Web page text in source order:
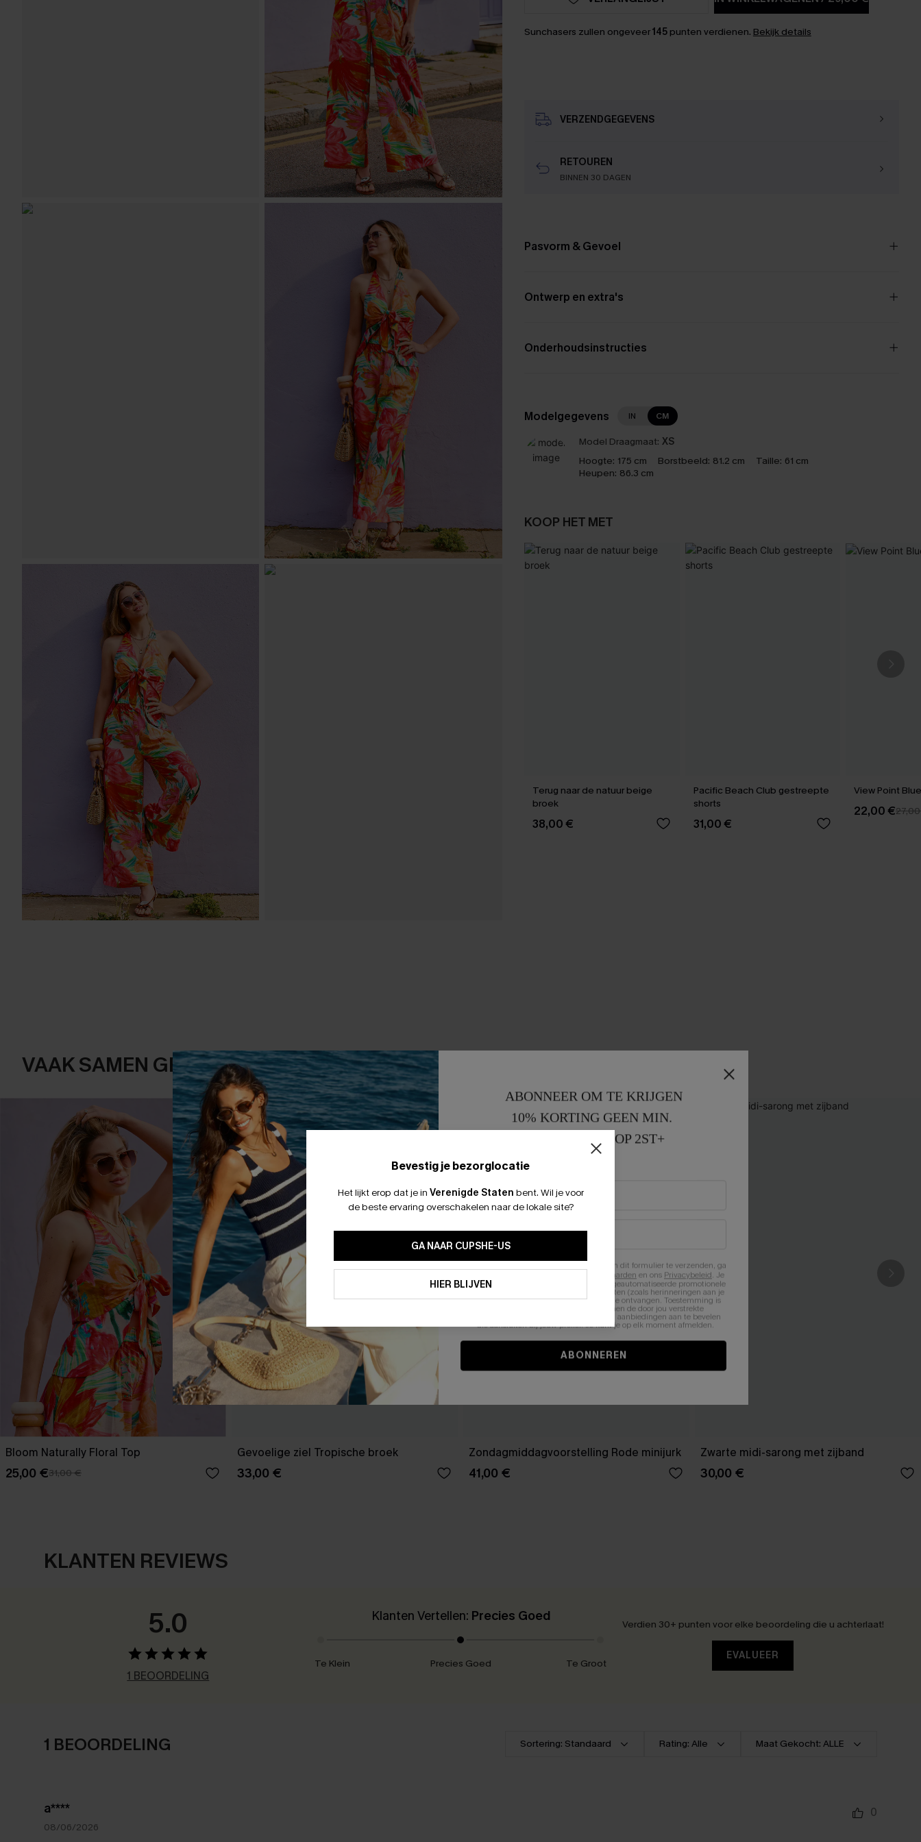
Sunchasers zullen ongeveer145punten verdienen. Bekijk details
VERZENDGEGEVENS
RETOUREN
BINNEN 30 DAGEN
Pasvorm & Gevoel
Ontwerp en extra's
Onderhoudsinstructies
Modelgegevens IN CM
Model Draagmaat: XS
Hoogte: 175 cm Borstbeeld: 81.2 cm Taille: 61 cm
Heupen: 86.3 cm
KOOP HET MET
Terug naar de natuur beige
broek
38,00 €
Pacific Beach Club gestreepte
shorts
31,00 €
View Point
22,00 €
VAAK SAMEN GEKOCHT
Bloom Naturally Floral Top
25,00 €31,00 €
Gevoelige ziel Tropische broek
33,00 €
Zondagmiddagvoorstelling Rode minijurk
41,00 €
Zwarte midi-sarong met zijband
30,00 €
KLANTEN REVIEWS
5.0
1 BEOORDELING
Klanten Vertellen: Precies Goed
Te Klein Precies Goed Te Groot
Verdien 30+ punten voor elke beoordeling die u achterlaat!
EVALUEER
1 BEOORDELING Sortering: Standaard Rating: Alle Maat Gekocht: ALLE
a****
08/06/2026
0
Bevestig je bezorglocatie
Het lijkt erop dat je in Verenigde Staten bent. Wil je voor
de beste ervaring overschakelen naar de lokale site?
GA NAAR CUPSHE-US
HIER BLIJVEN
ABONNEER OM TE KRIJGEN
10% KORTING GEEN MIN.
15% KORTING OP 2ST+
Door je contactgegevens in te vullen en dit formulier te verzenden, ga
Algemene Voorwaarden en ons Privacybeleid. Je
stemt er tevens mee in om herhaalde geautomatiseerde promotionele
en gepersonaliseerde marketingberichten (zoals herinneringen aan je
winkelwagen) en e-mails van Cupshe te ontvangen. Toestemming is
niet vereist voor een aankoop. We kunnen de door jou verstrekte
informatie gebruiken om producten en aanbiedingen aan te bevelen
die aansluiten bij jouw profiel. Je kunt je op elk moment afmelden.
ABONNEREN